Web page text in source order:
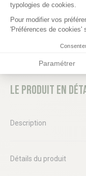
Le produit en
Description
Détails du produit
typologies de cookies.
Pour modifier vos
'Préférences de cookies'
Paramétrer